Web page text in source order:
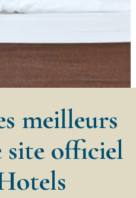
meilleurs
site officiel